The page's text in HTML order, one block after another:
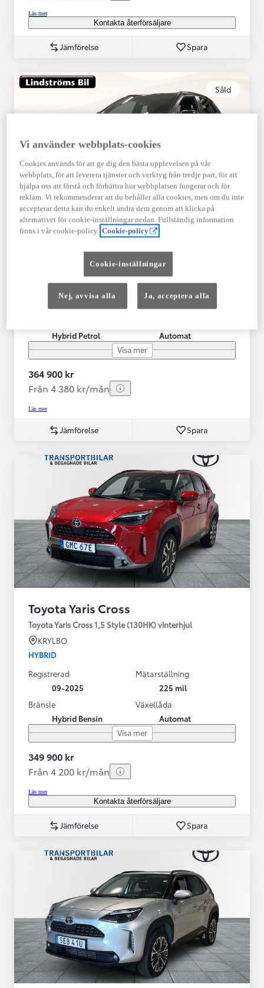
Läs mer
Kontakta återförsäljare
Jämförelse Spara
Såld
Toyota Yaris Cross
Adventure AWD-i Bi-Tone 1.5 116hk V-Hjul Drag JBL
Registrerad
Mätarställning
Hybrid Petrol
Automat
Visa mer
364 900 kr
Från 4 380 kr/mån
Läs mer
Jämförelse Spara
Toyota Yaris Cross
Toyota Yaris Cross 1,5 Style (130HK) vinterhjul
KRYLBO
HYBRID
Registrerad
09-2025
Mätarställning
225 mil
Bränsle
Hybrid Bensin
Växellåda
Automat
Visa mer
349 900 kr
Från 4 200 kr/mån
Läs mer
Kontakta återförsäljare
Jämförelse Spara
Vi använder webbplats-cookies
Cookies används för att ge dig den bästa upplevelsen på vår
webbplats, för att leverera tjänster och verktyg från tredje part, för att
hjälpa oss att förstå och förbättra hur webbplatsen fungerar och för
reklam. Vi rekommenderar att du behåller alla cookies, men om du inte
accepterar detta kan du enkelt ändra dem genom att klicka på
alternativet för cookie-inställningar nedan. Fullständig information
finns i vår cookie-policy. Cookie-policy
Cookie-inställningar
Nej, avvisa alla Ja, acceptera alla